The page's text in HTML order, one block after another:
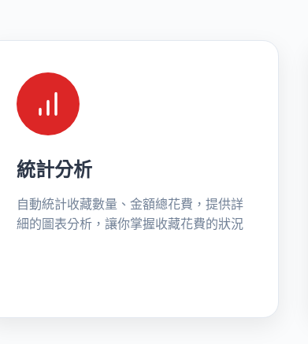
自動統計收藏數量、金額總花費，提供詳
細的圖表分析，讓你掌握收藏花費的狀況